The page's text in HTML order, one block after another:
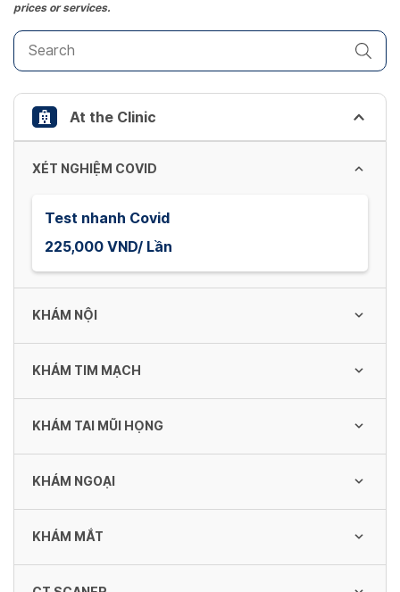
to
get
the
keyboard
shortcuts
for
changing
dates.
prices or services.
At the Clinic
XÉT NGHIỆM COVID
Test nhanh Covid
225,000 VND/ Lần
KHÁM NỘI
KHÁM TIM MẠCH
Siêu âm tim
KHÁM TAI MŨI HỌNG
Khám thường TMH
Khám và Nội soi TMH
KHÁM NGOẠI
KHÁM MẮT